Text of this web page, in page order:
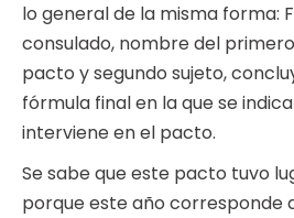
lo general de la misma forma:
consulado, nombre del
pacto y segundo sujeto,
fórmula final en la que se
interviene en el pacto.
Se sabe que este pacto tuvo
porque este año corresponde